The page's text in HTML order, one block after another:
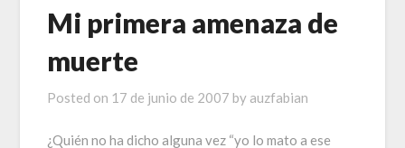
Mi primera amenaza de
muerte
Posted on 17 de junio de 2007 by auzfabian
¿Quién no ha dicho alguna vez “yo lo mato a ese